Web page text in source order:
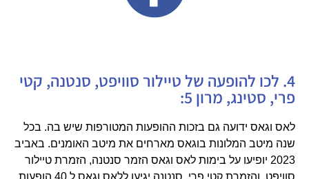
4. לכו להופעה של טיילור סוויפט, סנטנה, קטי
פרי, סטינג, מרון 5:
לאס וגאס ידועה גם בזכות ההופעות המטורפות שיש בה. בכל
שנה מיטב המלונות בוגאס מארחים את מיטב האומנים. באביב
2023 יופיעו על בימות לאס וגאס הזמר סנטנה, הזמרת טיילור
סוויפט, והזמרת קטי פרי. סנטנה יגיעו ללאס וגאס ל 40 הופעות